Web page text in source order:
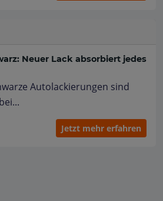
Neuer Lack absorbiert jedes
Autolackierungen sind
Jetzt mehr erfahren